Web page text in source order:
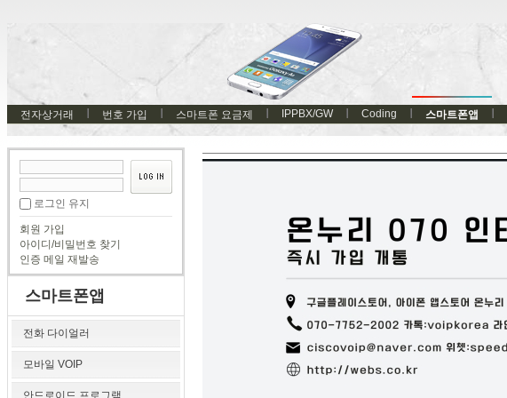
전자상거래 번호 가입 스마트폰 요금제 IPPBX/GW Coding 스마트폰앱
로그인 유지
회원 가입
아이디/비밀번호 찾기
인증 메일 재발송
스마트폰앱
전화 다이얼러
모바일 VOIP
안드로이드 프로그램